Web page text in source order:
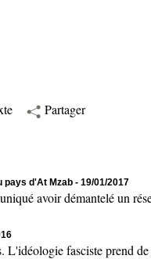
Partager
pays d'At Mzab - 19/01/2017
avoir démantelé un
fasciste prend